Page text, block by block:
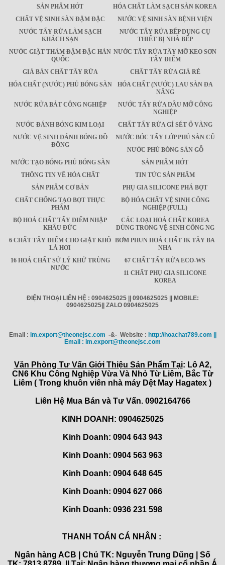
SẢN PHẨM HÓT
HÓA CHẤT LÀM SẠCH SÀN KOREA
CHẤT VỆ SINH SÀN ĐẬM ĐẶC
NƯỚC VỆ SINH SÀN BỆNH VIỆN
NƯỚC TẨY RỬA LÀM SẠCH
KHÁCH SẠN
NƯỚC TẨY RỬA BẾP DỤNG CỤ
THIẾT BỊ NHÀ BẾP
NƯỚC GIẶT THẢM ĐẬM ĐẶC HÀN
QUỐC
NƯỚC TẨY RỬA TẨY MỠ KEO SƠN
TẨY ĐIỂM
GIÁ BÁN CHẤT TÂY RỬA
CHẤT TẨY RỬA GIÁ RẺ
HÓA CHẤT (NƯỚC) PHỦ BÓNG SÀN
HÓA CHẤT (NƯỚC) LAU SÀN ĐA
NĂNG
NƯỚC RỬA BÁT CÔNG NGHIỆP
NƯỚC TẨY RỬA DẦU MỠ CÔNG
NGHIỆP
NƯỚC ĐÁNH BÓNG KIM LOẠI
CHẤT TẨY RỬA GỈ SÉT Ố VÀNG
NƯỚC VỆ SINH ĐÁNH BÓNG ĐỒ
ĐỒNG
NƯỚC BÓC TẨY LỚP PHỦ SÀN CŨ
NƯỚC PHỦ BÓNG SÀN GỖ
NƯỚC TẠO BÓNG PHỦ BÓNG SÀN
SẢN PHẨM HÓT
THÔNG TIN VỀ HÓA CHẤT
TIN TỨC SẢN PHẨM
SẢN PHẨM CƠ BẢN
PHỤ GIA SILICONE PHÁ BỌT
CHẤT CHỐNG TẠO BỌT THỰC
PHẨM
BỘ HÓA CHẤT VỆ SINH CÔNG
NGHIỆP (FULL)
BỘ HOÁ CHẤT TẨY ĐIỂM NHẬP
KHẨU ĐỨC
CÁC LOẠI HOÁ CHẤT KOREA
DÙNG TRONG VỆ SINH CÔNG NG
6 CHẤT TẨY ĐIỂM CHO GIẶT KHÔ
LÀ HƠI
BƠM PHUN HOÁ CHẤT IK TÂY BA
NHA
16 HOÁ CHẤT SỬ LÝ KHỬ TRÙNG
NƯỚC
67 CHẤT TẨY RỬA ECO-WS
11 CHẤT PHỤ GIA SILICONE
KOREA
ĐIỆN THOẠI LIÊN HỆ : 0904625025 || 0904625025 || MOBILE:
0904625025|| ZALO 0904625025
Email : im.export@theonejsc.com -&- Website : http://hoachat789.com ||
Email : im.export@theonejsc.com
Văn Phòng Tư Vấn Giới Thiệu Sản Phẩm Tại: Lô A2,
CN6 Khu Công Nghiệp Vừa Và Nhỏ Từ Liêm, Bắc Từ
Liêm ( Trong khuôn viên nhà máy Dệt May Hagatex )
Liên Hệ Mua Bán và Tư Vấn. 0902164766
KINH DOANH: 0904625025
Kinh Doanh: 0904 643 943
Kinh Doanh: 0904 563 963
Kinh Doanh: 0904 648 645
Kinh Doanh: 0904 627 066
Kinh Doanh: 0936 231 598
THANH TOÁN CÁ NHÂN :
Ngân hàng ACB | Chủ TK: Nguyễn Trung Dũng | Số